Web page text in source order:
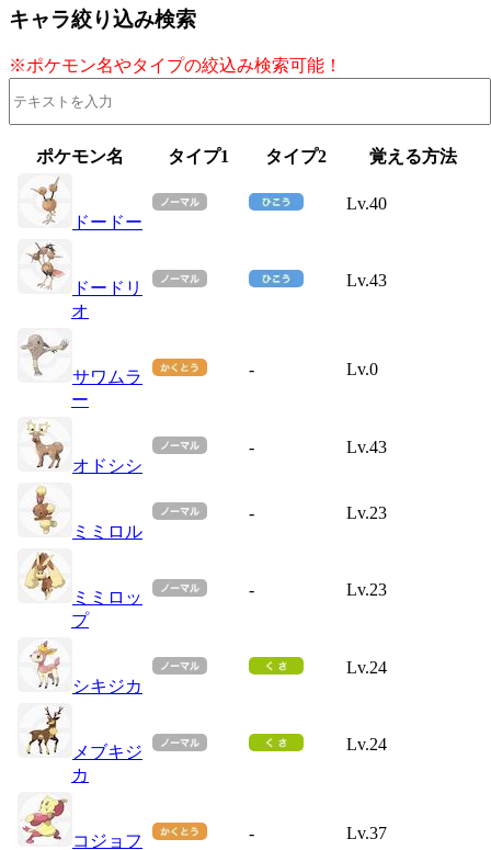
キャラ絞り込み検索
※ポケモン名やタイプの絞込み検索可能！
ポケモン名 タイプ1 タイプ2 覚える方法
ドードー
Lv.40
ドードリ
オ
Lv.43
サワムラ
ー
- Lv.0
オドシシ
- Lv.43
ミミロル
- Lv.23
ミミロッ
プ
- Lv.23
シキジカ
Lv.24
メブキジ
カ
Lv.24
コジョフ - Lv.37